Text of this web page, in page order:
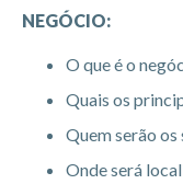
NEGÓCIO:
O que é o
Quais os
Quem serão
Onde será